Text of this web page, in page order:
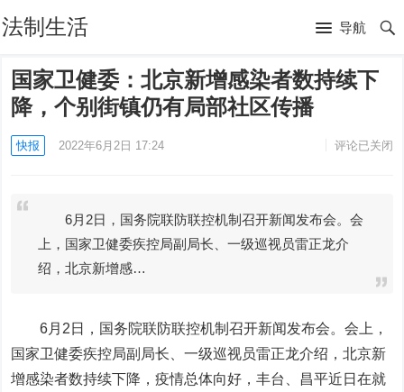
法制生活 导航
国家卫健委：北京新增感染者数持续下
降，个别街镇仍有局部社区传播
快报 2022年6月2日 17:24 评论已关闭
6月2日，国务院联防联控机制召开新闻发布会。会
上，国家卫健委疾控局副局长、一级巡视员雷正龙介
绍，北京新增感…
6月2日，国务院联防联控机制召开新闻发布会。会上，
国家卫健委疾控局副局长、一级巡视员雷正龙介绍，北京新
增感染者数持续下降，疫情总体向好，丰台、昌平近日在就